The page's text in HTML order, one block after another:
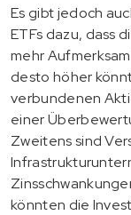
Es gibt jedoch
ETFs dazu, dass
mehr
desto höher
verbundenen
einer
Zweitens sind
könnten die